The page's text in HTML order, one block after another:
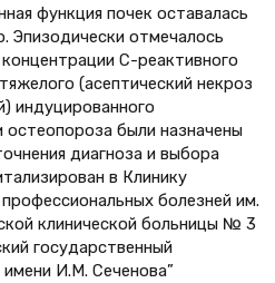
функция почек оставалась
Эпизодически отмечалось
С-реактивного
(асептический некроз
индуцированного
были назначены
диагноза и выбора
в Клинику
болезней им.
клинической больницы № 3
государственный
И.М. Сеченова”